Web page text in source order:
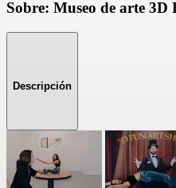
Sobre: Museo de arte 3D
Descripción